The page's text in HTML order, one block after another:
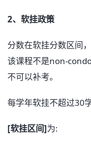
2、软挂政策
分数在软挂分数区间
该课程不是non-
不可以补考。
每学年软挂不超过30
[软挂区间]为: